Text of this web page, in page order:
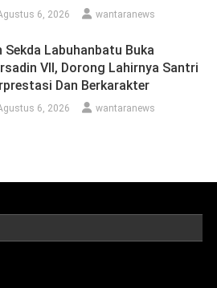
6, 2026 wantaranews
Sekda Labuhanbatu Buka
VII, Dorong Lahirnya Santri
Dan Berkarakter
6, 2026 wantaranews